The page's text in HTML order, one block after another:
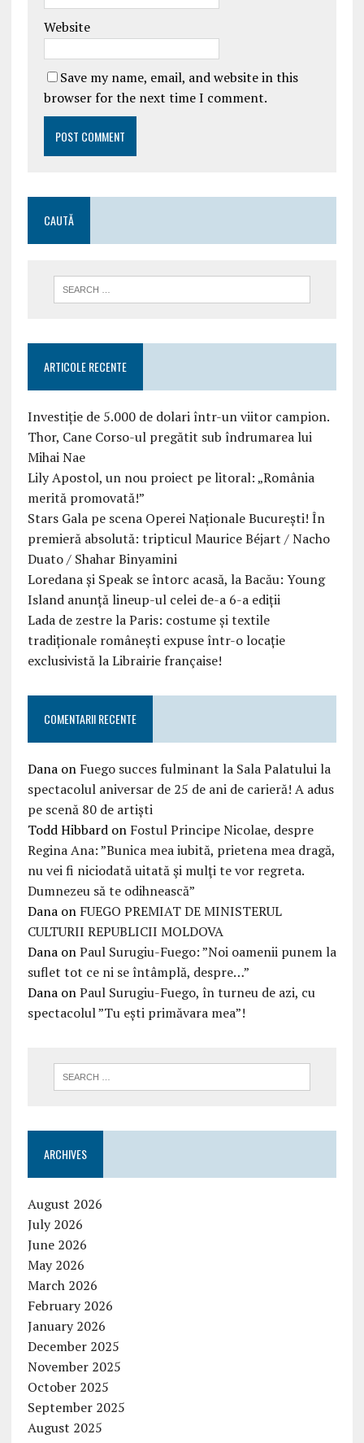
Website
Save my name, email, and website in this
browser for the next time I comment.
CAUTĂ
ARTICOLE RECENTE
Investiție de 5.000 de dolari într-un viitor campion.
Thor, Cane Corso-ul pregătit sub îndrumarea lui
Mihai Nae
Lily Apostol, un nou proiect pe litoral: „România
merită promovată!”
Stars Gala pe scena Operei Naționale București! În
premieră absolută: tripticul Maurice Béjart / Nacho
Duato / Shahar Binyamini
Loredana și Speak se întorc acasă, la Bacău: Young
Island anunță lineup-ul celei de-a 6-a ediții
Lada de zestre la Paris: costume și textile
tradiționale românești expuse într-o locație
exclusivistă la Librairie française!
COMENTARII RECENTE
Danaon Fuego succes fulminant la Sala Palatului la
spectacolul aniversar de 25 de ani de carieră! A adus
pe scenă 80 de artiști
Todd Hibbardon Fostul Principe Nicolae, despre
Regina Ana: ”Bunica mea iubită, prietena mea dragă,
nu vei fi niciodată uitată şi mulţi te vor regreta.
Dumnezeu să te odihnească”
Danaon FUEGO PREMIAT DE MINISTERUL
CULTURII REPUBLICII MOLDOVA
DanaonPaul Surugiu-Fuego: ”Noi oamenii punem la
suflet tot ce ni se întâmplă, despre…”
DanaonPaul Surugiu-Fuego, în turneu de azi, cu
spectacolul ”Tu ești primăvara mea”!
ARCHIVES
August 2026
July 2026
June 2026
May 2026
March 2026
February 2026
January 2026
December 2025
November 2025
October 2025
September 2025
August 2025